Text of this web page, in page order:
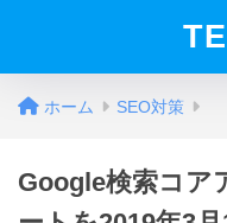
ホーム SEO対策
Google検索コア